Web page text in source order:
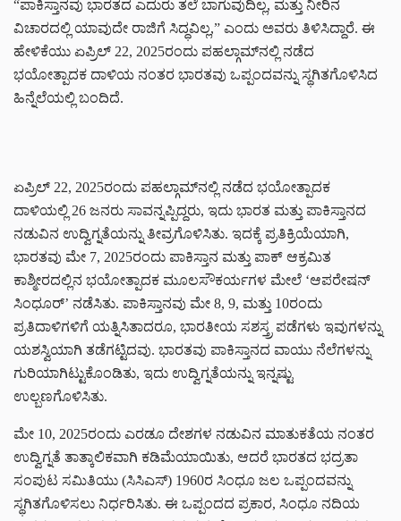
“ಪಾಕಿಸ್ತಾನವು ಭಾರತದ ಎದುರು ತಲೆ ಬಾಗುವುದಿಲ್ಲ, ಮತ್ತು ನೀರಿನ
ವಿಚಾರದಲ್ಲಿ ಯಾವುದೇ ರಾಜಿಗೆ ಸಿದ್ಧವಿಲ್ಲ,” ಎಂದು ಅವರು ತಿಳಿಸಿದ್ದಾರೆ. ಈ
ಹೇಳಿಕೆಯು ಏಪ್ರಿಲ್ 22, 2025ರಂದು ಪಹಲ್ಗಾಮ್‌ನಲ್ಲಿ ನಡೆದ
ಭಯೋತ್ಪಾದಕ ದಾಳಿಯ ನಂತರ ಭಾರತವು ಒಪ್ಪಂದವನ್ನು ಸ್ಥಗಿತಗೊಳಿಸಿದ
ಹಿನ್ನೆಲೆಯಲ್ಲಿ ಬಂದಿದೆ.
ಏಪ್ರಿಲ್ 22, 2025ರಂದು ಪಹಲ್ಗಾಮ್‌ನಲ್ಲಿ ನಡೆದ ಭಯೋತ್ಪಾದಕ
ದಾಳಿಯಲ್ಲಿ 26 ಜನರು ಸಾವನ್ನಪ್ಪಿದ್ದರು, ಇದು ಭಾರತ ಮತ್ತು ಪಾಕಿಸ್ತಾನದ
ನಡುವಿನ ಉದ್ವಿಗ್ನತೆಯನ್ನು ತೀವ್ರಗೊಳಿಸಿತು. ಇದಕ್ಕೆ ಪ್ರತಿಕ್ರಿಯೆಯಾಗಿ,
ಭಾರತವು ಮೇ 7, 2025ರಂದು ಪಾಕಿಸ್ತಾನ ಮತ್ತು ಪಾಕ್ ಆಕ್ರಮಿತ
ಕಾಶ್ಮೀರದಲ್ಲಿನ ಭಯೋತ್ಪಾದಕ ಮೂಲಸೌಕರ್ಯಗಳ ಮೇಲೆ ‘ಆಪರೇಷನ್
ಸಿಂಧೂರ್’ ನಡೆಸಿತು. ಪಾಕಿಸ್ತಾನವು ಮೇ 8, 9, ಮತ್ತು 10ರಂದು
ಪ್ರತಿದಾಳಿಗಳಿಗೆ ಯತ್ನಿಸಿತಾದರೂ, ಭಾರತೀಯ ಸಶಸ್ತ್ರ ಪಡೆಗಳು ಇವುಗಳನ್ನು
ಯಶಸ್ವಿಯಾಗಿ ತಡೆಗಟ್ಟಿದವು. ಭಾರತವು ಪಾಕಿಸ್ತಾನದ ವಾಯು ನೆಲೆಗಳನ್ನು
ಗುರಿಯಾಗಿಟ್ಟುಕೊಂಡಿತು, ಇದು ಉದ್ವಿಗ್ನತೆಯನ್ನು ಇನ್ನಷ್ಟು
ಉಲ್ಬಣಗೊಳಿಸಿತು.
ಮೇ 10, 2025ರಂದು ಎರಡೂ ದೇಶಗಳ ನಡುವಿನ ಮಾತುಕತೆಯ ನಂತರ
ಉದ್ವಿಗ್ನತೆ ತಾತ್ಕಾಲಿಕವಾಗಿ ಕಡಿಮೆಯಾಯಿತು, ಆದರೆ ಭಾರತದ ಭದ್ರತಾ
ಸಂಪುಟ ಸಮಿತಿಯು (ಸಿಸಿಎಸ್) 1960ರ ಸಿಂಧೂ ಜಲ ಒಪ್ಪಂದವನ್ನು
ಸ್ಥಗಿತಗೊಳಿಸಲು ನಿರ್ಧರಿಸಿತು. ಈ ಒಪ್ಪಂದದ ಪ್ರಕಾರ, ಸಿಂಧೂ ನದಿಯ